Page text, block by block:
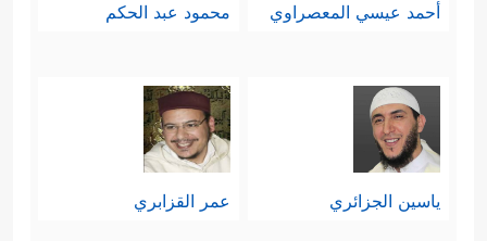
أحمد عيسي المعصراوي محمود عبد الحكم
ياسين الجزائري عمر القزابري